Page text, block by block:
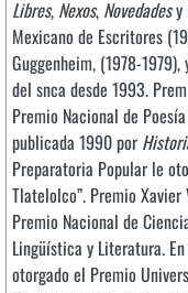
Libres, Nexos, Novedadesy
Mexicano de Escritores
Guggenheim, (1978-
del snca desde 1993.
Premio Nacional de
publicada 1990 por
Preparatoria Popular le
Tlatelolco”. Premio
Premio Nacional de
Lingüística y Literatura.
otorgado el Premio